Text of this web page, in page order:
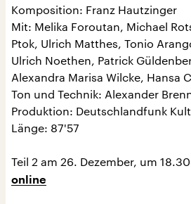
Komposition: Franz Hautzinger
Mit: Melika Foroutan, Michael
Ptok, Ulrich Matthes, Tonio
Ulrich Noethen, Patrick
Alexandra Marisa Wilcke, Hansa
Ton und Technik: Alexander
Produktion: Deutschlandfunk
Länge: 87'57
Teil 2 am 26. Dezember, um
online